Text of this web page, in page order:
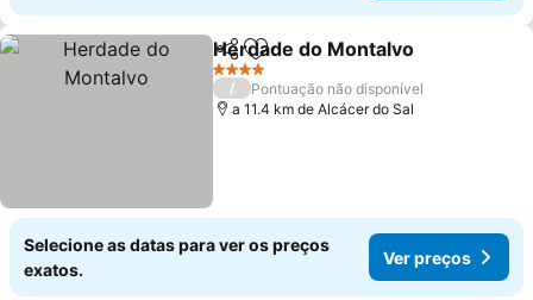
PartilharAdicionar aos favoritos
Herdade do Montalvo
4 Estrelas
/
Pontuação não disponível
a 11.4 km de Alcácer do Sal
Selecione as datas para ver os preços
exatos.
Ver preços